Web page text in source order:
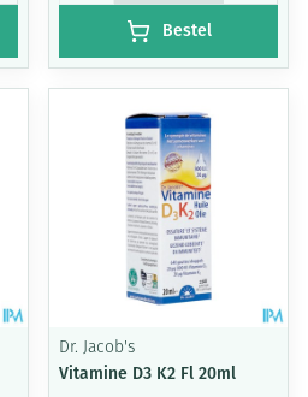
Bestel
Dr. Jacob's
Vitamine D3 K2 Fl 20ml